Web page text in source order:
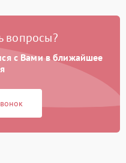
вопросы?
с Вами в ближайшее